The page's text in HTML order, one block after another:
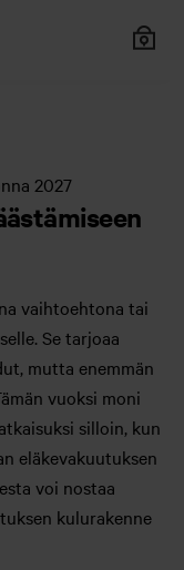
2027
vaihtoehtona tai
Se tarjoaa
mutta enemmän
vuoksi moni
silloin, kun
eläkevakuutuksen
voi nostaa
kulurakenne